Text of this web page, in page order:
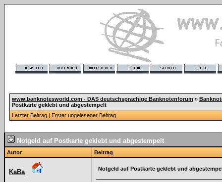
www.banknotesworld.com - DAS deutschsprachige Banknotenforum »
Postkarte geklebt und abgestempelt
Letzter Beitrag | Erster ungelesener Beitrag
Notgeld auf Postkarte geklebt und abgestempelt
Autor Beitrag
KaBa Notgeld auf Postkarte geklebt und